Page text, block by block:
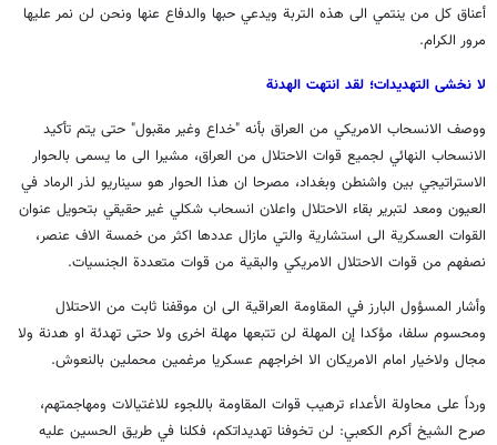
أعناق كل من ينتمي الى هذه التربة ويدعي حبها والدفاع عنها ونحن لن نمر عليها
مرور الكرام.
لا نخشى التهديدات؛ لقد انتهت الهدنة
ووصف الانسحاب الامريكي من العراق بأنه "خداع وغير مقبول" حتى يتم تأكيد
الانسحاب النهائي لجميع قوات الاحتلال من العراق، مشيرا الى ما يسمى بالحوار
الاستراتيجي بين واشنطن وبغداد، مصرحا ان هذا الحوار هو سيناريو لذر الرماد في
العيون ومعد لتبرير بقاء الاحتلال واعلان انسحاب شكلي غير حقيقي بتحويل عنوان
القوات العسكرية الى استشارية والتي مازال عددها اكثر من خمسة الاف عنصر،
نصفهم من قوات الاحتلال الامريكي والبقية من قوات متعددة الجنسيات.
وأشار المسؤول البارز في المقاومة العراقية الى ان موقفنا ثابت من الاحتلال
ومحسوم سلفا، مؤكدا إن المهلة لن تتبعها مهلة اخرى ولا حتى تهدئة او هدنة ولا
مجال ولاخيار امام الامريكان الا اخراجهم عسكريا مرغمين محملين بالنعوش.
ورداً على محاولة الأعداء ترهيب قوات المقاومة باللجوء للاغتيالات ومهاجمتهم،
صرح الشيخ أكرم الكعبي: لن تخوفنا تهديداتكم، فكلنا في طريق الحسين عليه